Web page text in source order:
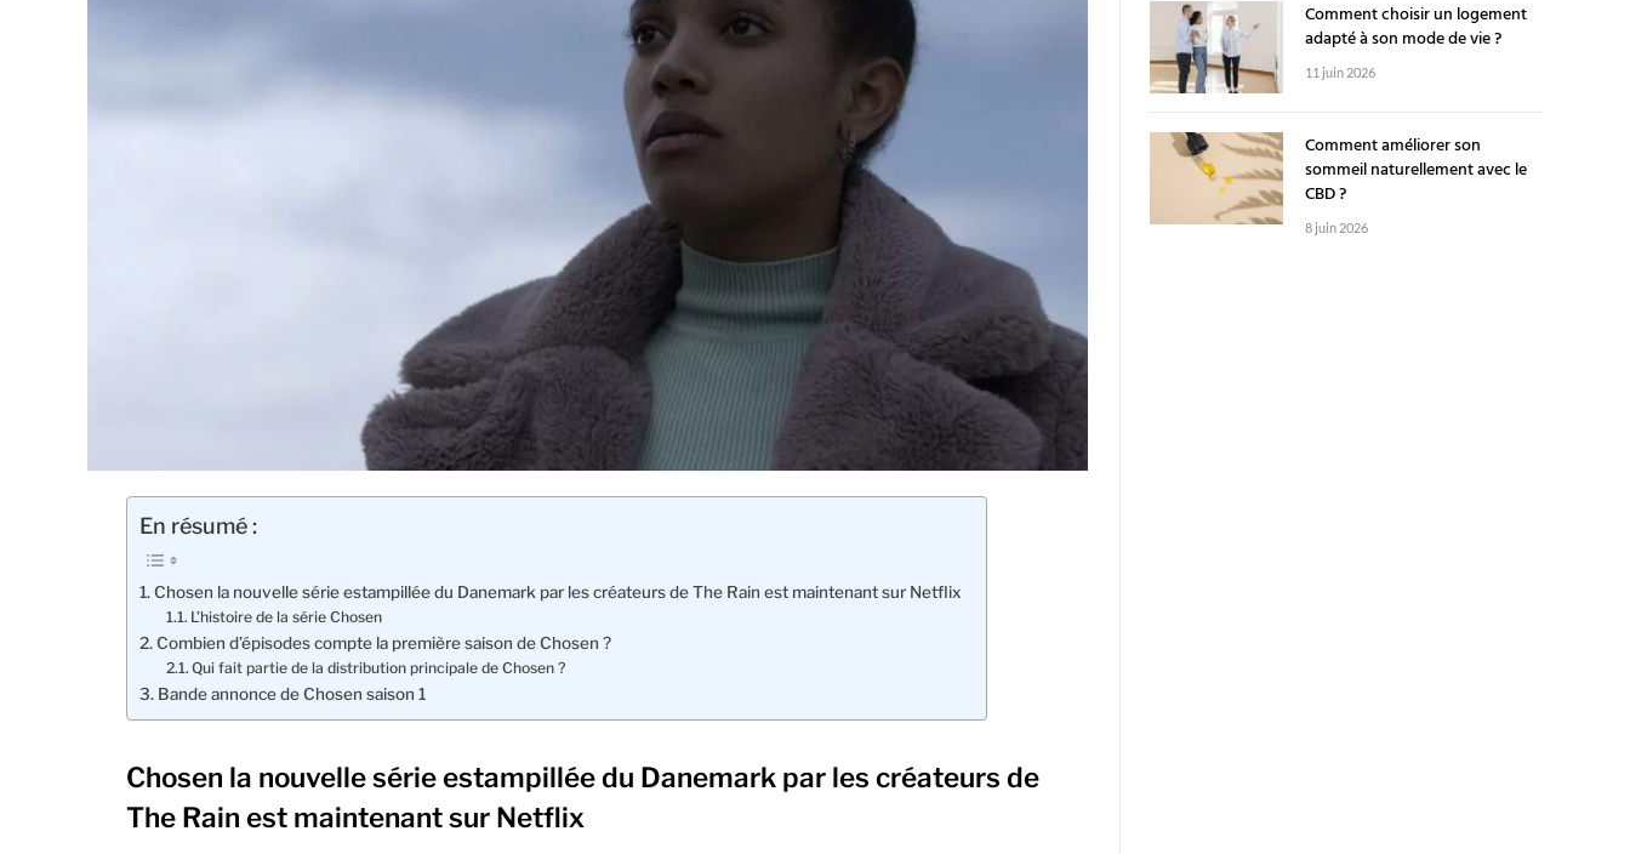
En résumé :
Chosen la nouvelle série estampillée du Danemark par les créateurs de The Rain est maintenant sur Netflix
L’histoire de la série Chosen
Combien d’épisodes compte la première saison de Chosen ?
Qui fait partie de la distribution principale de Chosen ?
Bande annonce de Chosen saison 1
Chosen la nouvelle série estampillée du Danemark par les créateurs de
The Rain est maintenant sur Netflix
Comment choisir un logement
adapté à son mode de vie ?
11 juin 2026
Comment améliorer son
sommeil naturellement avec le
CBD ?
8 juin 2026